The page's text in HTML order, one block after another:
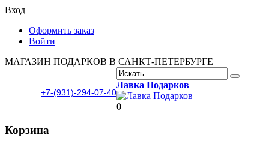
Вход
Оформить заказ
Войти
МАГАЗИН ПОДАРКОВ В САНКТ-ПЕТЕРБУРГЕ
+7-(931)-294-07-40
Лавка Подарков
0
Корзина